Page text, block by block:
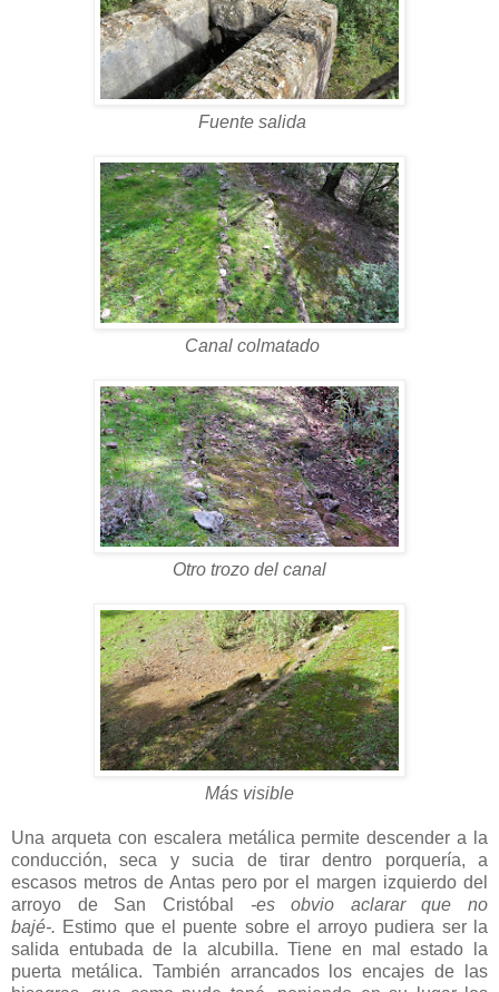
Fuente salida
Canal colmatado
Otro trozo del canal
Más visible
Una arqueta con escalera metálica permite descender a la
conducción, seca y sucia de tirar dentro porquería, a
escasos metros de Antas pero por el margen izquierdo del
arroyo de San Cristóbal -es obvio aclarar que no
bajé-. Estimo que el puente sobre el arroyo pudiera ser la
salida entubada de la alcubilla. Tiene en mal estado la
puerta metálica. También arrancados los encajes de las